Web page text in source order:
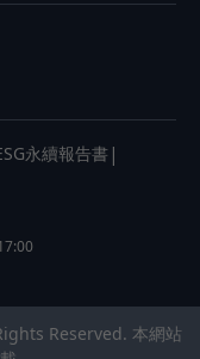
永續報告書 |
Reserved. 本網站